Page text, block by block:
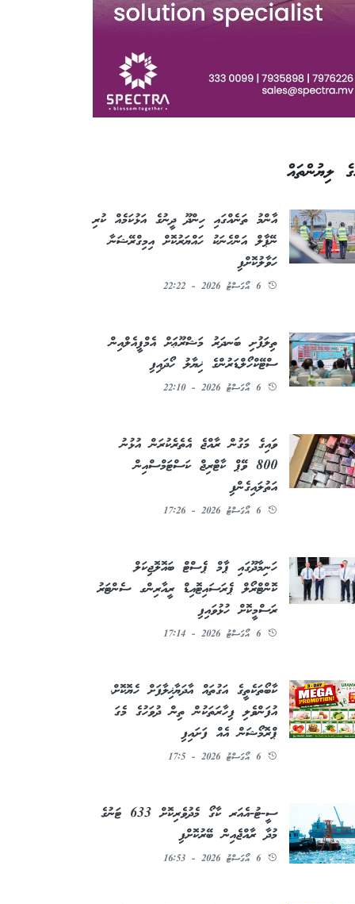
ލިޔުންތައް
އާންމު ތަނެއްގައި ހިންދޫ ދީނުގެ އަޅުކަމެއް ކުރި
ނޭޕާލް އަންހެނަކު ހައްޔަރުކޮށް އިމިގްރޭޝަނާ
ހަވާލުކޮށްފި
6 އޯގަސްޓު 2026 - 22:22
ތިލަފުށި ބަނދަރު މަޝްރޫޢަށް އެމްޕީއެލްއިން
ސްޓޭކްހޯލްޑަރުންގެ ޚިޔާލު ހޯދައިފި
6 އޯގަސްޓު 2026 - 22:10
ވައިގެ މަގުން ރާއްޖެ އެތެރެކުރަން އުޅުނު
800 ވޭޕް ކާޓްރިޖް ކަސްޓަމްސްއިން
އަތުލައިގެންފި
6 އޯގަސްޓު 2026 - 17:26
ހަނިމާދޫގައި ޕާމް ޕެސްޓް ބައޮލޮޖިކަލް
ކޮންޓްރޯލް ޕެރަސައިޓޮއިޑް ރީއާރިންގ ސެންޓަރު
ރަސްމީކޮށް ހުޅުވައިފި
6 އޯގަސްޓު 2026 - 17:14
ކާބޯތަކެތީގެ އަގުތައް އާދަޔާޚިލާފަށް ހެޔޮކޮށް،
އުފަންވެލި ފިހާރަތަކުން ތިން ދުވަހުގެ މެގަ
ޕްރޮމޯޝަން އެއް ފަށައިފި
6 އޯގަސްޓު 2026 - 17:5
ސީ-ޓު-އެއަރ ކާގޯ މެދުވެރިކޮށް 633 ޓަނުގެ
މުދާ ރާއްޖެއިން ބޭރުކޮށްފި
6 އޯގަސްޓު 2026 - 16:53